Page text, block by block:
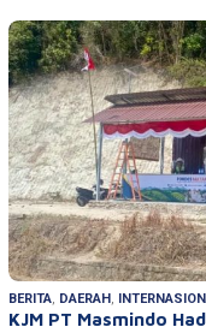
BERITA, DAERAH,
KJM PT Masmindo